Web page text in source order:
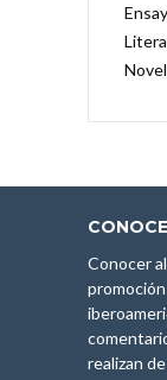
Conocer
realizan